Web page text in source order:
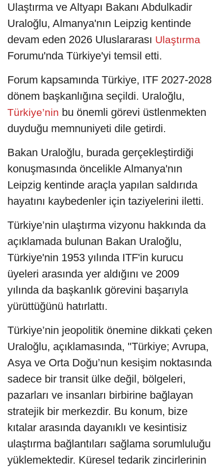
Ulaştırma ve Altyapı Bakanı Abdulkadir
Uraloğlu, Almanya'nın Leipzig kentinde
devam eden 2026 Uluslararası Ulaştırma
Forumu'nda Türkiye'yi temsil etti.
Forum kapsamında Türkiye, ITF 2027-2028
dönem başkanlığına seçildi. Uraloğlu,
Türkiye’nin bu önemli görevi üstlenmekten
duyduğu memnuniyeti dile getirdi.
Bakan Uraloğlu, burada gerçekleştirdiği
konuşmasında öncelikle Almanya'nın
Leipzig kentinde araçla yapılan saldırıda
hayatını kaybedenler için taziyelerini iletti.
Türkiye’nin ulaştırma vizyonu hakkında da
açıklamada bulunan Bakan Uraloğlu,
Türkiye'nin 1953 yılında ITF'in kurucu
üyeleri arasında yer aldığını ve 2009
yılında da başkanlık görevini başarıyla
yürüttüğünü hatırlattı.
Türkiye’nin jeopolitik önemine dikkati çeken
Uraloğlu, açıklamasında, "Türkiye; Avrupa,
Asya ve Orta Doğu’nun kesişim noktasında
sadece bir transit ülke değil, bölgeleri,
pazarları ve insanları birbirine bağlayan
stratejik bir merkezdir. Bu konum, bize
kıtalar arasında dayanıklı ve kesintisiz
ulaştırma bağlantıları sağlama sorumluluğu
yüklemektedir. Küresel tedarik zincirlerinin